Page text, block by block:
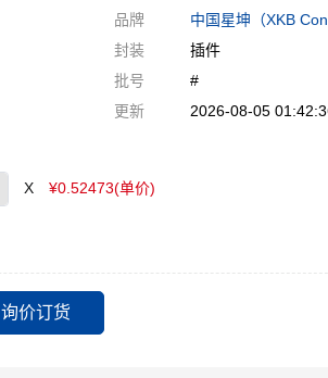
品牌
中国星坤（XKB
封装
插件
批号
#
更新
2026-08-05
X ¥0.52473(单价)
询价订货